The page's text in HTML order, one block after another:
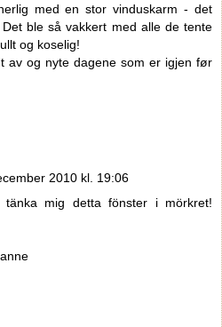
med en stor vinduskarm - det
ble så vakkert med alle de tente
og koselig!
av og nyte dagene som er igjen før
2010 kl. 19:06
mig detta fönster i mörkret!